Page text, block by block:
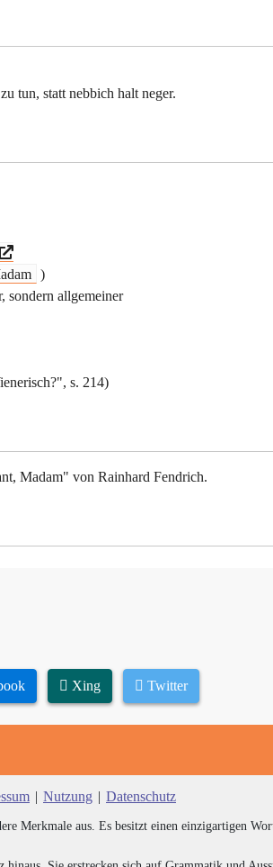
tun, statt nebbich halt neger.
)
sondern allgemeiner
s. 214)
Madam" von Rainhard Fendrich.
Xing Twitter
| Nutzung | Datenschutz
Merkmale aus. Es besitzt einen einzigartigen